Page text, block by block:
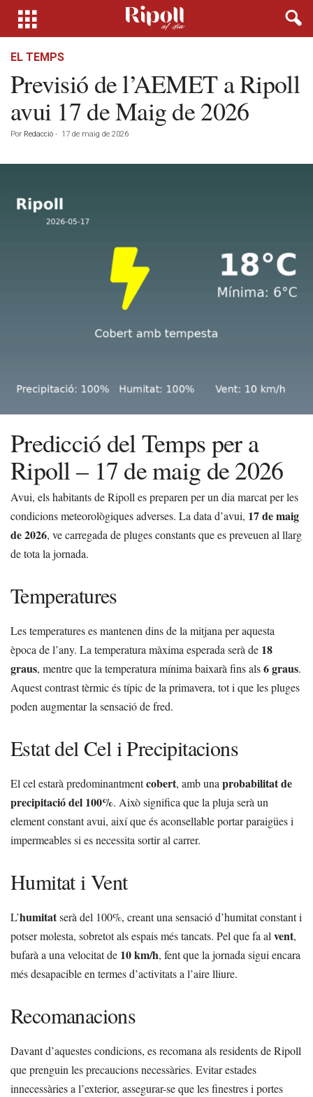
EL TEMPS
Previsió de l’AEMET a Ripoll
avui 17 de Maig de 2026
Por Redacció - 17 de maig de 2026
Predicció del Temps per a
Ripoll – 17 de maig de 2026
Avui, els habitants de Ripoll es preparen per un dia marcat per les
condicions meteorològiques adverses. La data d’avui, 17 de maig
de 2026, ve carregada de pluges constants que es preveuen al llarg
de tota la jornada.
Temperatures
Les temperatures es mantenen dins de la mitjana per aquesta
època de l’any. La temperatura màxima esperada serà de 18
graus, mentre que la temperatura mínima baixarà fins als6 graus.
Aquest contrast tèrmic és típic de la primavera, tot i que les pluges
poden augmentar la sensació de fred.
Estat del Cel i Precipitacions
El cel estarà predominantmentcobert, amb unaprobabilitat de
precipitació del 100%. Això significa que la pluja serà un
element constant avui, així que és aconsellable portar paraigües i
impermeables si es necessita sortir al carrer.
Humitat i Vent
L’humitatserà del 100%, creant una sensació d’humitat constant i
potser molesta, sobretot als espais més tancats. Pel que fa alvent,
bufarà a una velocitat de 10 km/h, fent que la jornada sigui encara
més desapacible en termes d’activitats a l’aire lliure.
Recomanacions
Davant d’aquestes condicions, es recomana als residents de Ripoll
que prenguin les precaucions necessàries. Evitar estades
innecessàries a l’exterior, assegurar-se que les finestres i portes